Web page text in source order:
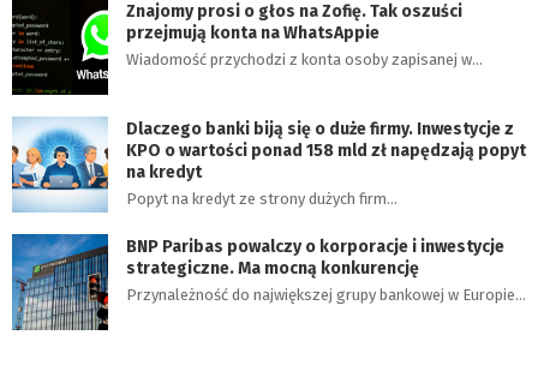
Znajomy prosi o głos na Zofię. Tak oszuści
przejmują konta na WhatsAppie
Wiadomość przychodzi z konta osoby zapisanej w…
Dlaczego banki biją się o duże firmy. Inwestycje z
KPO o wartości ponad 158 mld zł napędzają popyt
na kredyt
Popyt na kredyt ze strony dużych firm…
BNP Paribas powalczy o korporacje i inwestycje
strategiczne. Ma mocną konkurencję
Przynależność do największej grupy bankowej w Europie…